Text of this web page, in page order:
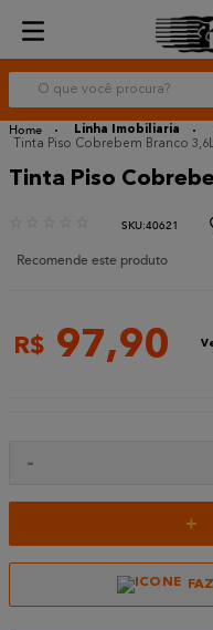
O que você procura?
Linha Imobiliaria
Tinta Piso Cobrebem Branco
Tinta Piso
:40621
Recomende este produto
R$ 97,90
-
+